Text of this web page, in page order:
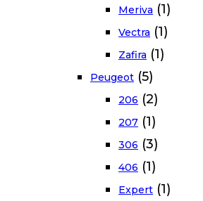
Meriva (1)
Vectra (1)
Zafira (1)
Peugeot (5)
206 (2)
207 (1)
306 (3)
406 (1)
Expert (1)